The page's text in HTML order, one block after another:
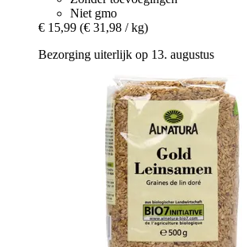
Niet gmo
€ 15,99 (€ 31,98 / kg)
Bezorging uiterlijk op 13. augustus